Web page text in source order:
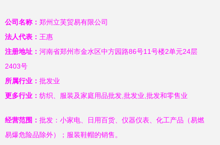
公司名称： 郑州立芙贸易有限公司
法人代表： 王惠
注册地址： 河南省郑州市金水区中方园路86号11号楼2单元24层
2403号
所属行业： 批发业
更多行业： 纺织、服装及家庭用品批发,批发业,批发和零售业
经营范围： 批发：小家电、日用百货、仪器仪表、化工产品（易燃
易爆危险品除外）；服装鞋帽的销售。